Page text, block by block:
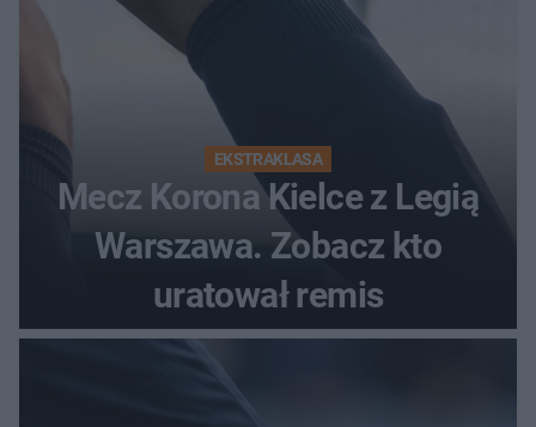
EKSTRAKLASA
Mecz Korona Kielce z Legią
Warszawa. Zobacz kto
uratował remis